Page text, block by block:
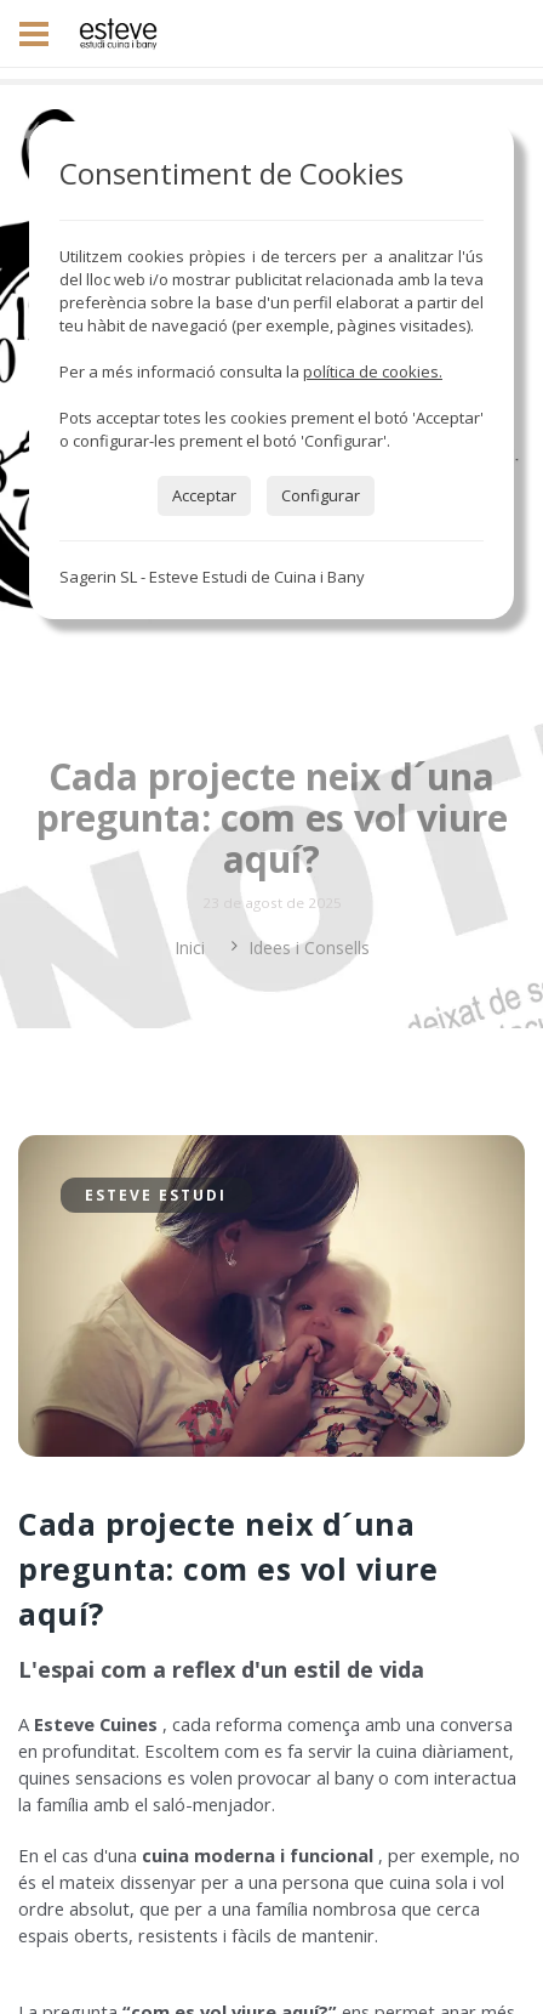
Consentiment de Cookies
Utilitzem cookies pròpies i de tercers per a analitzar l'ús
del lloc web i/o mostrar publicitat relacionada amb la teva
preferència sobre la base d'un perfil elaborat a partir del
teu hàbit de navegació (per exemple, pàgines visitades).
Per a més informació consulta la política de cookies.
Pots acceptar totes les cookies prement el botó 'Acceptar'
o configurar-les prement el botó 'Configurar'.
Acceptar Configurar
Sagerin SL - Esteve Estudi de Cuina i Bany
Cada projecte neix d´una
pregunta: com es vol viure
aquí?
23 de agost de 2025
Inici Idees i Consells
ESTEVE ESTUDI
Cada projecte neix d´una
pregunta: com es vol viure
aquí?
L'espai com a reflex d'un estil de vida
A Esteve Cuines , cada reforma comença amb una conversa
en profunditat. Escoltem com es fa servir la cuina diàriament,
quines sensacions es volen provocar al bany o com interactua
la família amb el saló-menjador.
En el cas d'una cuina moderna i funcional , per exemple, no
és el mateix dissenyar per a una persona que cuina sola i vol
ordre absolut, que per a una família nombrosa que cerca
espais oberts, resistents i fàcils de mantenir.